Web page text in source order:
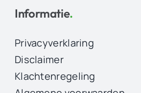
Informatie.
Privacyverklaring
Disclaimer
Klachtenregeling